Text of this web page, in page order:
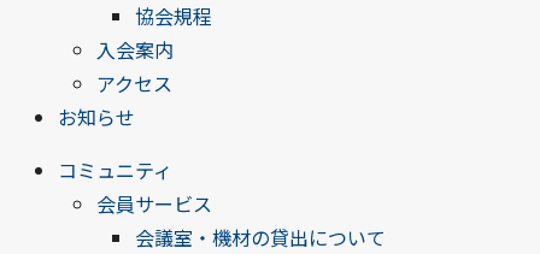
協会規程
入会案内
アクセス
お知らせ
コミュニティ
会員サービス
会議室・機材の貸出について